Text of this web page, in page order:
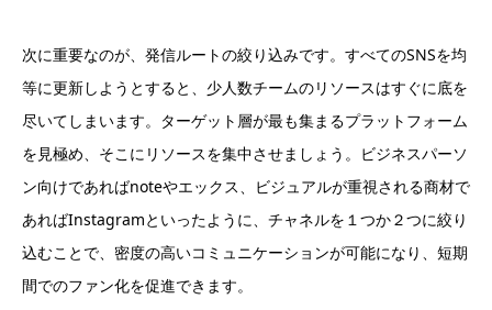
次に重要なのが、発信ルートの絞り込みです。すべてのSNSを均
等に更新しようとすると、少人数チームのリソースはすぐに底を
尽いてしまいます。ターゲット層が最も集まるプラットフォーム
を見極め、そこにリソースを集中させましょう。ビジネスパーソ
ン向けであればnoteやエックス、ビジュアルが重視される商材で
あればInstagramといったように、チャネルを１つか２つに絞り
込むことで、密度の高いコミュニケーションが可能になり、短期
間でのファン化を促進できます。